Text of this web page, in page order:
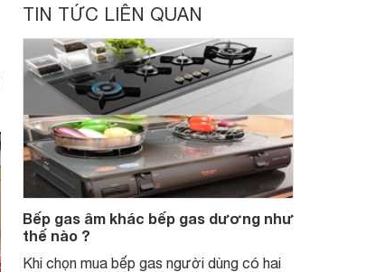
TIN TỨC LIÊN QUAN
Bếp gas âm khác bếp gas dương như
thế nào ?
Khi chọn mua bếp gas người dùng có hai